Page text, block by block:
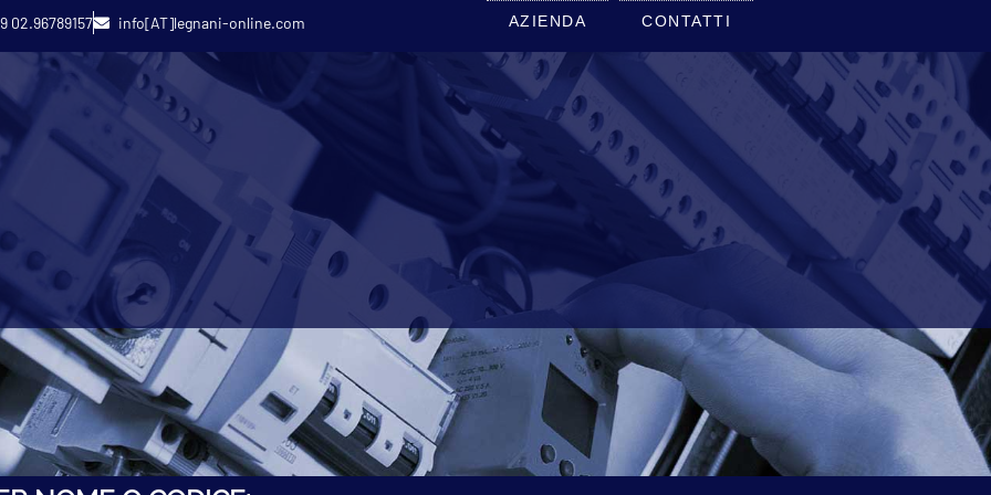
02.96789157 info[AT]legnani-online.com AZIENDA CONTATTI